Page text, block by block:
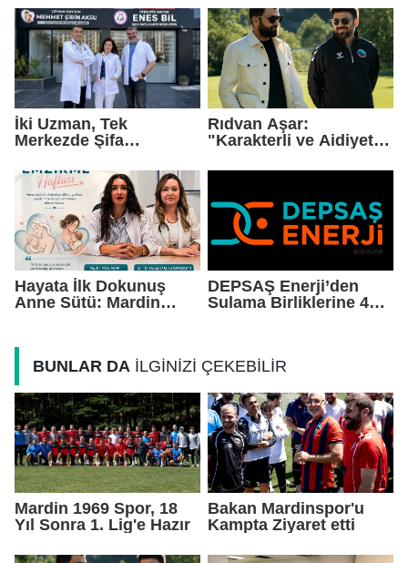
Turizmi İçin Yeni Bir
Dönemin Başlangıcıdır"
Geleceğimizi
Korumaktır"
İki Uzman, Tek
Merkezde Şifa
Rıdvan Aşar:
"Karakterli ve Aidiyet
Kadro Kuruyoruz"
Hayata İlk Dokunuş
Anne Sütü: Mardin
DEPSAŞ Enerji’den
Sulama Birliklerine 48
BUNLAR DA İLGİNİZİ ÇEKEBİLİR
Mardin 1969 Spor, 18
Yıl Sonra 1. Lig'e Hazır
Bakan Mardinspor'u
Kampta Ziyaret etti